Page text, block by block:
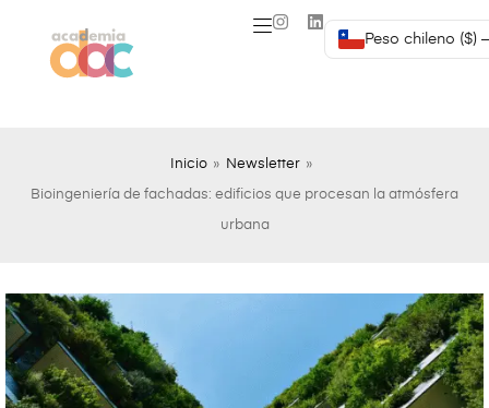
Peso chileno ($)
Inicio » Newsletter »
Bioingeniería de fachadas: edificios que procesan la atmósfera
urbana